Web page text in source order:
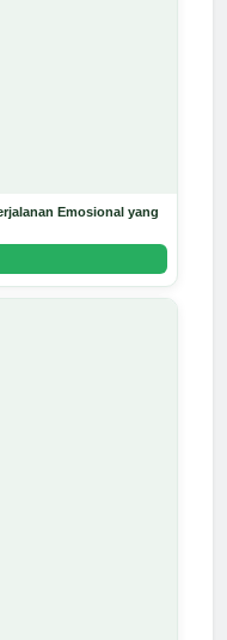
Emosional yang